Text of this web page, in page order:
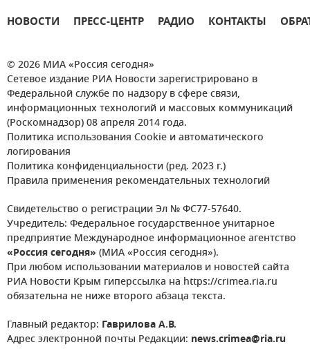
НОВОСТИ ПРЕСС-ЦЕНТР РАДИО КОНТАКТЫ
© 2026 МИА «Россия сегодня»
Сетевое издание РИА Новости зарегистрировано в
Федеральной службе по надзору в сфере связи,
информационных технологий и массовых коммуникаций
(Роскомнадзор) 08 апреля 2014 года.
Политика использования Cookie и автоматического
логирования
Политика конфиденциальности (ред. 2023 г.)
Правила применения рекомендательных технологий
Свидетельство о регистрации Эл № ФС77-57640.
Учредитель: Федеральное государственное унитарное
предприятие Международное информационное агентство
«Россия сегодня» (МИА «Россия сегодня»).
При любом использовании материалов и новостей сайта
РИА Новости Крым гиперссылка на https://crimea.ria.ru
обязательна не ниже второго абзаца текста.
Главный редактор: Гаврилова А.В.
Адрес электронной почты Редакции: news.crimea@ria.ru